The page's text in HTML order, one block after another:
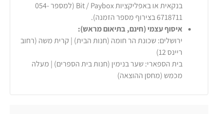
בנקאית או באפליקציות Bit / Paybox (למספר 054-
6718711 בצירוף מספר הזמנה).
איסוף עצמי (חינם, בתיאום מראש):
ירושלים: שכונת הר חומה (חנות הבית) | קרית משה (רחוב
ריינס 12)
בית הספארי: שער בנימין (חנות בית הספרים) | מעלה
מכמש (מחסן ההוצאה)